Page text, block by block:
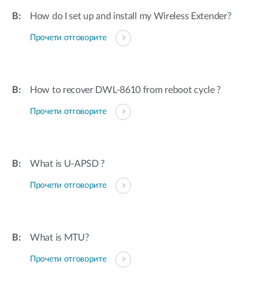
How do I set up and install my Wireless Extender?
Прочети отговорите
How to recover DWL-8610 from reboot cycle ?
Прочети отговорите
What is U-APSD ?
Прочети отговорите
What is MTU?
Прочети отговорите